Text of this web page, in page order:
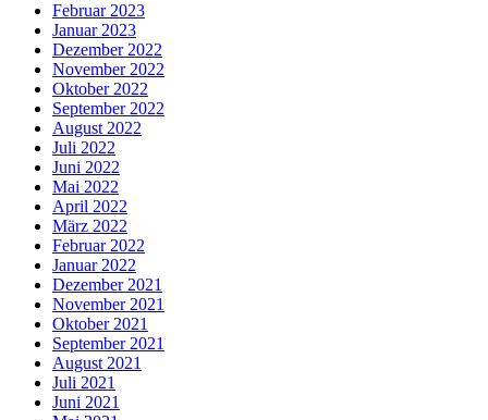
Februar 2023
Januar 2023
Dezember 2022
November 2022
Oktober 2022
September 2022
August 2022
Juli 2022
Juni 2022
Mai 2022
April 2022
März 2022
Februar 2022
Januar 2022
Dezember 2021
November 2021
Oktober 2021
September 2021
August 2021
Juli 2021
Juni 2021